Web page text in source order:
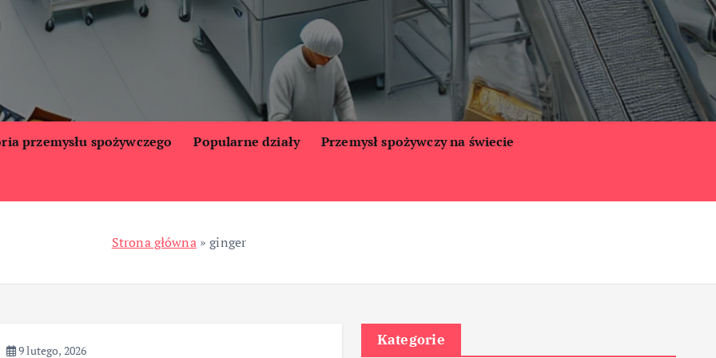
przemysłu spożywczego Popularne działy Przemysł spożywczy na świecie
Strona główna»ginger
9 lutego, 2026
Kategorie